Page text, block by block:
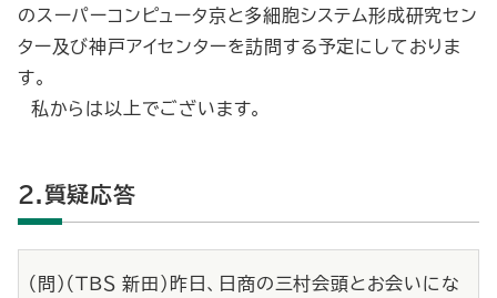
のスーパーコンピュータ京と多細胞システム形成研究セン
ター及び神戸アイセンターを訪問する予定にしておりま
す。
私からは以上でございます。
2.質疑応答
（問）（ＴＢＳ 新田）昨日、日商の三村会頭とお会いにな